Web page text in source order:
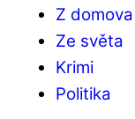
Z domova
Ze světa
Krimi
Politika